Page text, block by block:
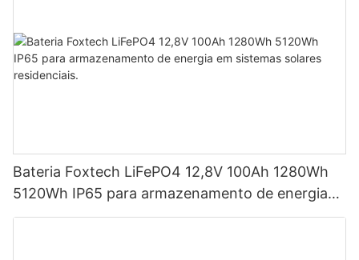
Bateria Foxtech LiFePO4 12,8V 100Ah 1280Wh
5120Wh IP65 para armazenamento de energia
em sistemas solares residenciais.